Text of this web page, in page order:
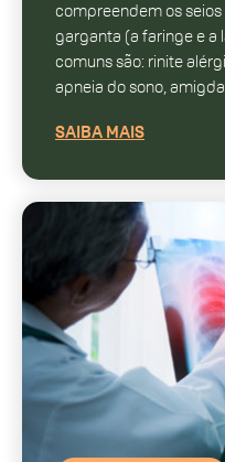
compreendem os
garganta (a faringe e a
comuns são: rinite
apneia do sono,
SAIBA MAIS